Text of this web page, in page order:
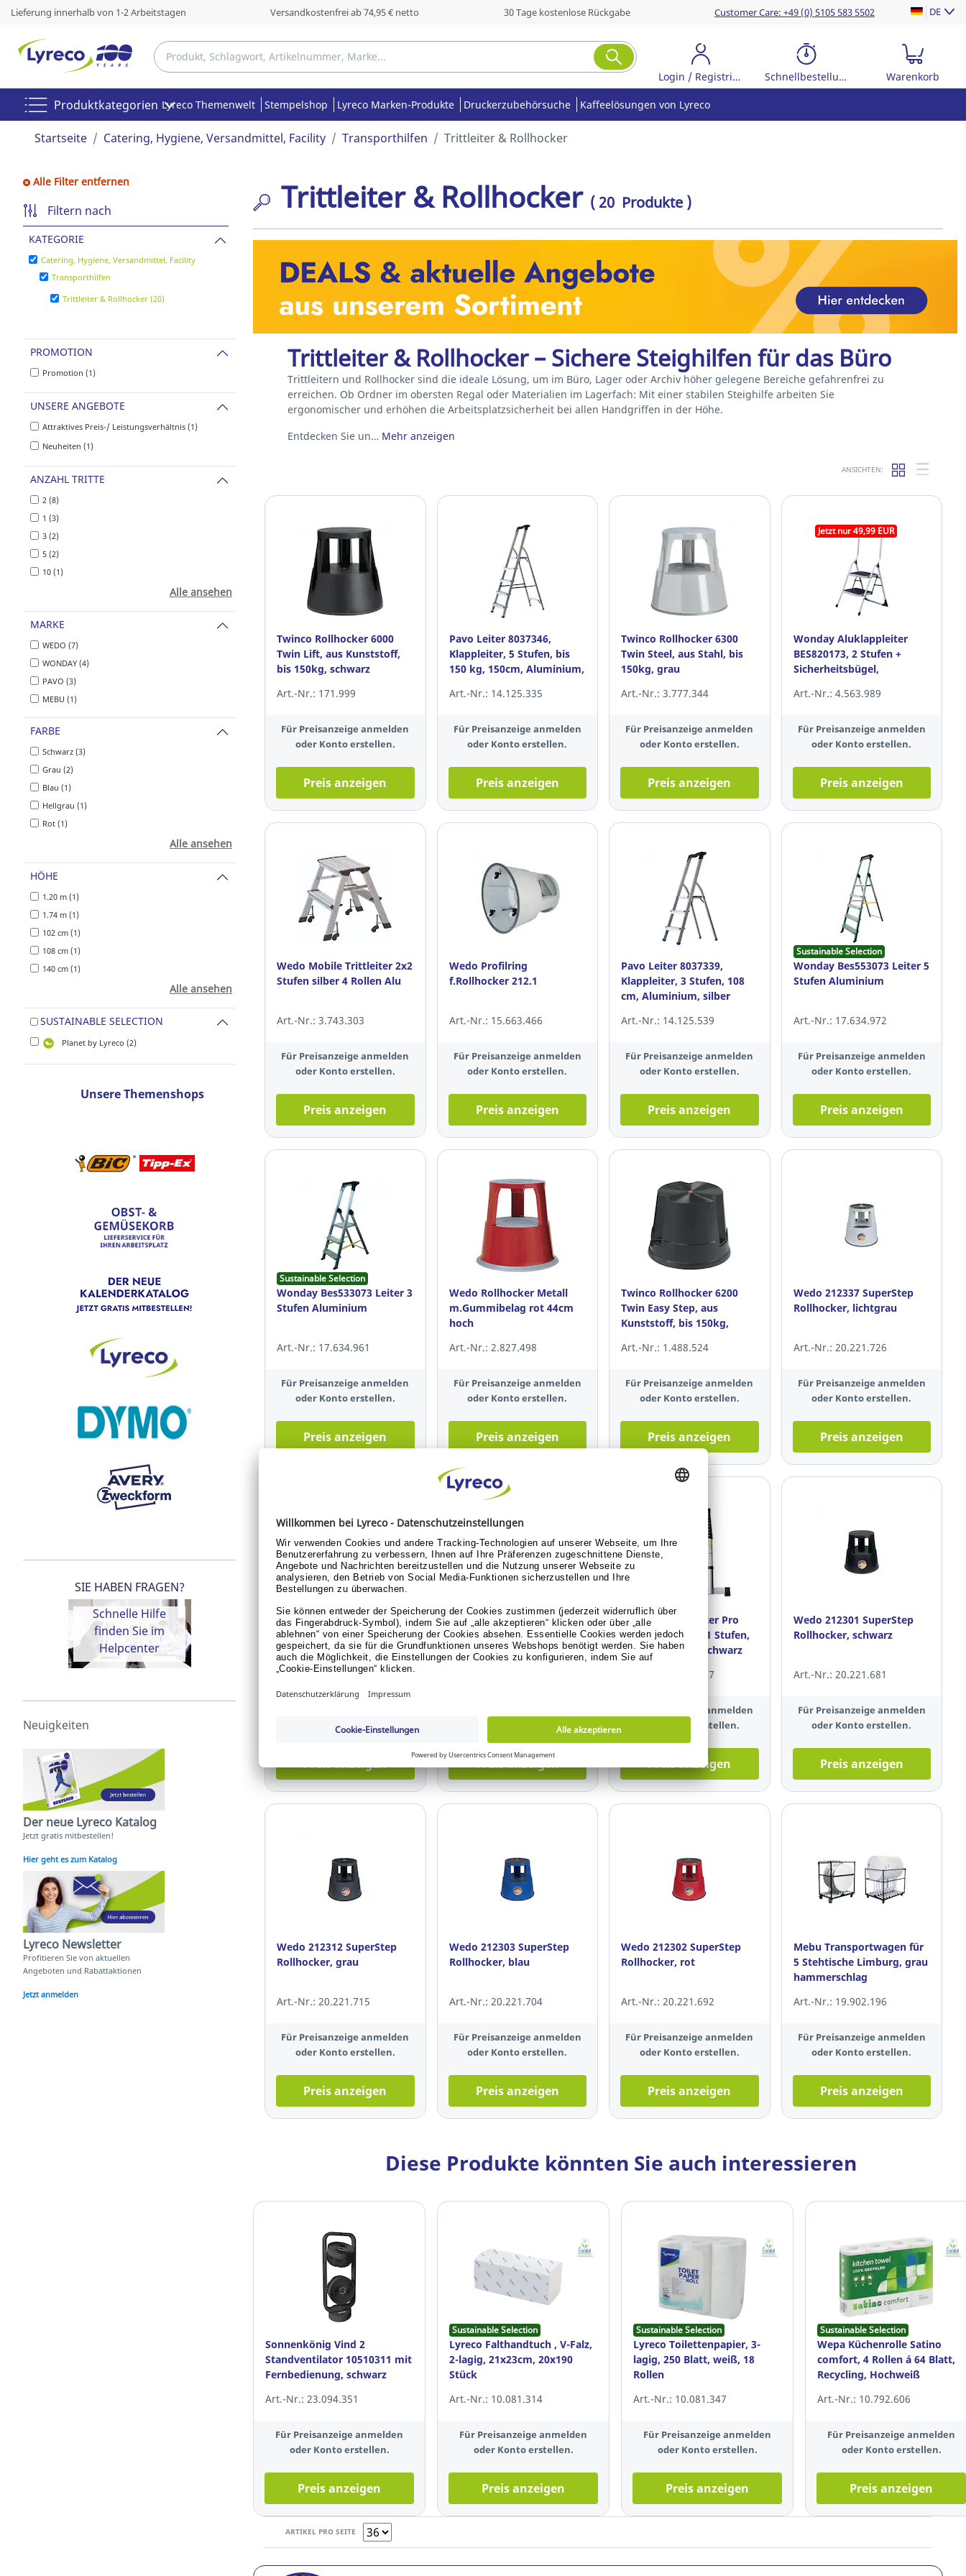
Lieferung innerhalb von 1-2 Arbeitstagen Versandkostenfrei ab 74,95 € netto 30 Tage kostenlose Rückgabe Customer Care: +49 (0) 5105 583 5502 DE
Login / Registrierung Schnellbestellung Warenkorb
Produktkategorien Lyreco Themenwelt Stempelshop Lyreco Marken-Produkte Druckerzubehörsuche Kaffeelösungen von Lyreco
Startseite Catering, Hygiene, Versandmittel, Facility Transporthilfen Trittleiter & Rollhocker
Alle Filter entfernen
Filtern nach
KATEGORIE
Catering, Hygiene, Versandmittel, Facility
Transporthilfen
Trittleiter & Rollhocker (20)
PROMOTION
Promotion (1)
UNSERE ANGEBOTE
Attraktives Preis-/ Leistungsverhältnis (1)
Neuheiten (1)
ANZAHL TRITTE
2 (8)
1 (3)
3 (2)
5 (2)
10 (1)
Alle ansehen
MARKE
WEDO (7)
WONDAY (4)
PAVO (3)
MEBU (1)
FARBE
Schwarz (3)
Grau (2)
Blau (1)
Hellgrau (1)
Rot (1)
Alle ansehen
HÖHE
1.20 m (1)
1.74 m (1)
102 cm (1)
108 cm (1)
140 cm (1)
Alle ansehen
SUSTAINABLE SELECTION
Planet by Lyreco (2)
Unsere Themenshops
SIE HABEN FRAGEN?
Schnelle Hilfe
finden Sie im
Helpcenter
Neuigkeiten
Der neue Lyreco Katalog
Jetzt gratis mitbestellen!
Hier geht es zum Katalog
Lyreco Newsletter
Profitieren Sie von aktuellen
Angeboten und Rabattaktionen
Jetzt anmelden
Trittleiter & Rollhocker ( 20 Produkte )
Trittleiter & Rollhocker – Sichere Steighilfen für das Büro
Trittleitern und Rollhocker sind die ideale Lösung, um im Büro, Lager oder Archiv höher gelegene Bereiche gefahrenfrei zu
erreichen. Ob Ordner im obersten Regal oder Materialien im Lagerfach: Mit einer stabilen Steighilfe arbeiten Sie
ergonomischer und erhöhen die Arbeitsplatzsicherheit bei allen Handgriffen in der Höhe.
Entdecken Sie un… Mehr anzeigen
ANSICHTEN:
Twinco Rollhocker 6000
Twin Lift, aus Kunststoff,
bis 150kg, schwarz
Art.-Nr.: 171.999
Für Preisanzeige anmelden
oder Konto erstellen.
Preis anzeigen
Pavo Leiter 8037346,
Klappleiter, 5 Stufen, bis
150 kg, 150cm, Aluminium,
Art.-Nr.: 14.125.335
Für Preisanzeige anmelden
oder Konto erstellen.
Preis anzeigen
Twinco Rollhocker 6300
Twin Steel, aus Stahl, bis
150kg, grau
Art.-Nr.: 3.777.344
Für Preisanzeige anmelden
oder Konto erstellen.
Preis anzeigen
Jetzt nur 49,99 EUR
Wonday Aluklappleiter
BES820173, 2 Stufen +
Sicherheitsbügel,
Art.-Nr.: 4.563.989
Für Preisanzeige anmelden
oder Konto erstellen.
Preis anzeigen
Wedo Mobile Trittleiter 2x2
Stufen silber 4 Rollen Alu
Art.-Nr.: 3.743.303
Für Preisanzeige anmelden
oder Konto erstellen.
Preis anzeigen
Wedo Profilring
f.Rollhocker 212.1
Art.-Nr.: 15.663.466
Für Preisanzeige anmelden
oder Konto erstellen.
Preis anzeigen
Pavo Leiter 8037339,
Klappleiter, 3 Stufen, 108
cm, Aluminium, silber
Art.-Nr.: 14.125.539
Für Preisanzeige anmelden
oder Konto erstellen.
Preis anzeigen
Sustainable Selection
Wonday Bes553073 Leiter 5
Stufen Aluminium
Art.-Nr.: 17.634.972
Für Preisanzeige anmelden
oder Konto erstellen.
Preis anzeigen
Sustainable Selection
Wonday Bes533073 Leiter 3
Stufen Aluminium
Art.-Nr.: 17.634.961
Für Preisanzeige anmelden
oder Konto erstellen.
Preis anzeigen
Wedo Rollhocker Metall
m.Gummibelag rot 44cm
hoch
Art.-Nr.: 2.827.498
Für Preisanzeige anmelden
oder Konto erstellen.
Preis anzeigen
Twinco Rollhocker 6200
Twin Easy Step, aus
Kunststoff, bis 150kg,
Art.-Nr.: 1.488.524
Für Preisanzeige anmelden
oder Konto erstellen.
Preis anzeigen
Wedo 212337 SuperStep
Rollhocker, lichtgrau
Art.-Nr.: 20.221.726
Für Preisanzeige anmelden
oder Konto erstellen.
Preis anzeigen
Wedo 212300 SuperStep
Rollhocker, weiß
Art.-Nr.: 20.221.679
oder Konto erstellen.
Preis anzeigen
Neu
Wonday Leiter 8 Stufen
Aluminium
oder Konto erstellen.
Preis anzeigen
Pavo Teleskopleiter Pro
8006298, 3,2 m, 11 Stufen,
Aluminium, alu/schwarz
Art.-Nr.: 10.279.567
Für Preisanzeige anmelden
oder Konto erstellen.
Preis anzeigen
Wedo 212301 SuperStep
Rollhocker, schwarz
Art.-Nr.: 20.221.681
Für Preisanzeige anmelden
oder Konto erstellen.
Preis anzeigen
Wedo 212312 SuperStep
Rollhocker, grau
Art.-Nr.: 20.221.715
Für Preisanzeige anmelden
oder Konto erstellen.
Preis anzeigen
Wedo 212303 SuperStep
Rollhocker, blau
Art.-Nr.: 20.221.704
Für Preisanzeige anmelden
oder Konto erstellen.
Preis anzeigen
Wedo 212302 SuperStep
Rollhocker, rot
Art.-Nr.: 20.221.692
Für Preisanzeige anmelden
oder Konto erstellen.
Preis anzeigen
Mebu Transportwagen für
5 Stehtische Limburg, grau
hammerschlag
Art.-Nr.: 19.902.196
Für Preisanzeige anmelden
oder Konto erstellen.
Preis anzeigen
Diese Produkte könnten Sie auch interessieren
Sonnenkönig Vind 2
Standventilator 10510311 mit
Fernbedienung, schwarz
Art.-Nr.: 23.094.351
Für Preisanzeige anmelden
oder Konto erstellen.
Preis anzeigen
Sustainable Selection
Lyreco Falthandtuch , V-Falz,
2-lagig, 21x23cm, 20x190
Stück
Art.-Nr.: 10.081.314
Für Preisanzeige anmelden
oder Konto erstellen.
Preis anzeigen
Sustainable Selection
Lyreco Toilettenpapier, 3-
lagig, 250 Blatt, weiß, 18
Rollen
Art.-Nr.: 10.081.347
Für Preisanzeige anmelden
oder Konto erstellen.
Preis anzeigen
Sustainable Selection
Wepa Küchenrolle Satino
comfort, 4 Rollen á 64 Blatt,
Recycling, Hochweiß
Art.-Nr.: 10.792.606
Für Preisanzeige anmelden
oder Konto erstellen.
Preis anzeigen
ARTIKEL PRO SEITE